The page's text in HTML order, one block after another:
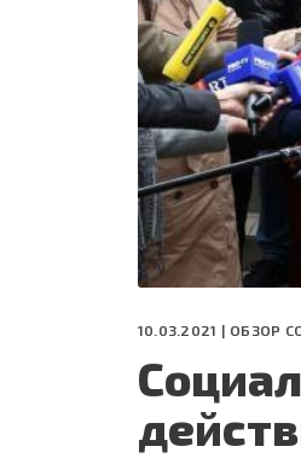
СЕГОДНЯ
ПОЛЯ БИТВЫ
10.03.2021 | ОБЗОР